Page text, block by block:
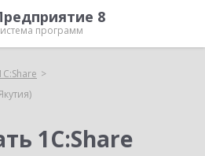
8
программ
1С:Share